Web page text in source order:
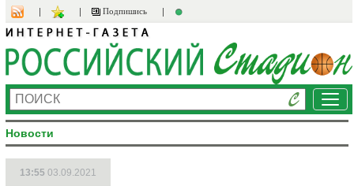
Подпишись
Новости
13:55 03.09.2021